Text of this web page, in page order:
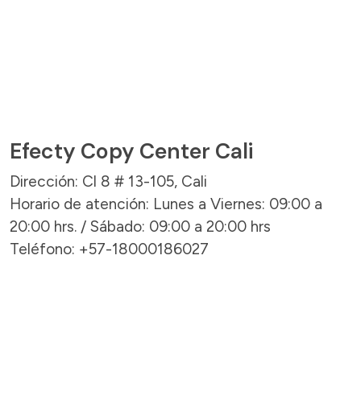
Efecty Copy Center Cali
Dirección: Cl 8 # 13-105, Cali
Horario de atención: Lunes a Viernes: 09:00 a
20:00 hrs. / Sábado: 09:00 a 20:00 hrs
Teléfono: +57-18000186027